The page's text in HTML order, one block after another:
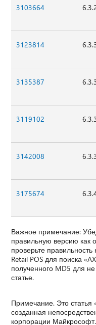
3103664
3123814
3135387
3119102
3142008
3175674
Важное примечание:
правильную версию как
проверьте
Retail POS для поиска
полученного MD5 для
статье.
Примечание. Это
созданная
корпорации